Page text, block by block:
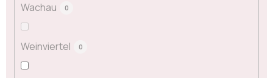
Wachau 0
Weinviertel 0